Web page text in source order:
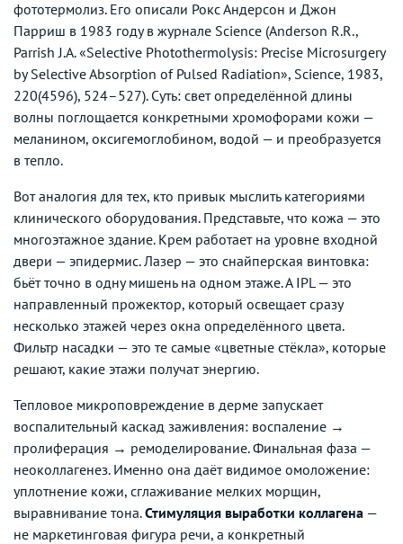
фототермолиз. Его описали Рокс Андерсон и Джон
Парриш в 1983 году в журнале Science (Anderson R.R.,
Parrish J.A. «Selective Photothermolysis: Precise Microsurgery
by Selective Absorption of Pulsed Radiation», Science, 1983,
220(4596), 524–527). Суть: свет определённой длины
волны поглощается конкретными хромофорами кожи —
меланином, оксигемоглобином, водой — и преобразуется
в тепло.
Вот аналогия для тех, кто привык мыслить категориями
клинического оборудования. Представьте, что кожа — это
многоэтажное здание. Крем работает на уровне входной
двери — эпидермис. Лазер — это снайперская винтовка:
бьёт точно в одну мишень на одном этаже. А IPL — это
направленный прожектор, который освещает сразу
несколько этажей через окна определённого цвета.
Фильтр насадки — это те самые «цветные стёкла», которые
решают, какие этажи получат энергию.
Тепловое микроповреждение в дерме запускает
воспалительный каскад заживления: воспаление →
пролиферация → ремоделирование. Финальная фаза —
неоколлагенез. Именно она даёт видимое омоложение:
уплотнение кожи, сглаживание мелких морщин,
выравнивание тона.Стимуляция выработки коллагена —
не маркетинговая фигура речи, а конкретный